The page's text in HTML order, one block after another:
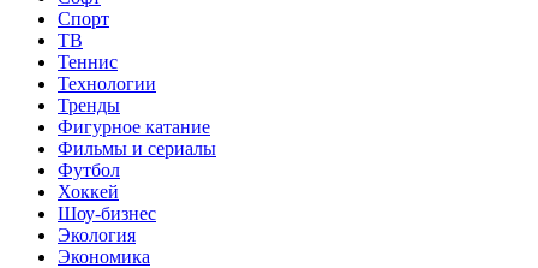
Спорт
ТВ
Теннис
Технологии
Тренды
Фигурное катание
Фильмы и сериалы
Футбол
Хоккей
Шоу-бизнес
Экология
Экономика